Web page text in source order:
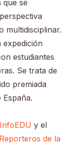
que se
multidisciplinar.
expedición
estudiantes
Se trata de
premiada
y el
Reporteros de la